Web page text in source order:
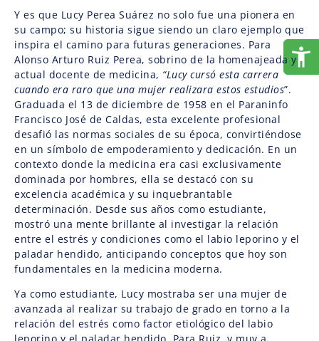
Y es que Lucy Perea Suárez no solo fue una pionera en
su campo; su historia sigue siendo un claro ejemplo que
inspira el camino para futuras generaciones. Para
Alonso Arturo Ruiz Perea, sobrino de la homenajeada y
actual docente de medicina, “Lucy cursó esta carrera
cuando era raro que una mujer realizara estos estudios”.
Graduada el 13 de diciembre de 1958 en el Paraninfo
Francisco José de Caldas, esta excelente profesional
desafió las normas sociales de su época, convirtiéndose
en un símbolo de empoderamiento y dedicación. En un
contexto donde la medicina era casi exclusivamente
dominada por hombres, ella se destacó con su
excelencia académica y su inquebrantable
determinación. Desde sus años como estudiante,
mostró una mente brillante al investigar la relación
entre el estrés y condiciones como el labio leporino y el
paladar hendido, anticipando conceptos que hoy son
fundamentales en la medicina moderna.
Ya como estudiante, Lucy mostraba ser una mujer de
avanzada al realizar su trabajo de grado en torno a la
relación del estrés como factor etiológico del labio